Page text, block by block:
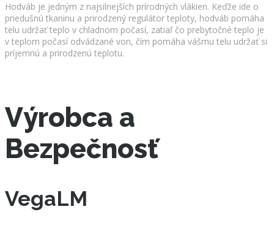
Hodváb je jedným z najsilnejších prírodných vlákien. Keďže ide o
priedušnú tkaninu a prirodzený regulátor teploty, hodváb pomáha
telu udržať teplo v chladnom počasí, zatiaľ čo prebytočné teplo je
v teplom počasí odvádzané von, čím pomáha vášmu telu udržať si
príjemnú a prirodzenú teplotu.
Výrobca a
Bezpečnosť
VegaLM